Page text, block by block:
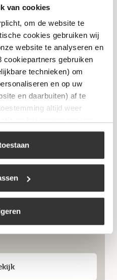
van cookies
om de website te
cookies gebruiken wij
website te analyseren en
cookiepartners gebruiken
technieken) om
en op uw
en daarbuiten) af te
altijd weer
wij u naar ons
Gietijzeren